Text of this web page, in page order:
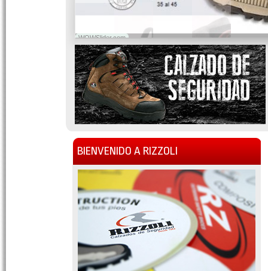
WOWSlider.com
BIENVENIDO A RIZZOLI